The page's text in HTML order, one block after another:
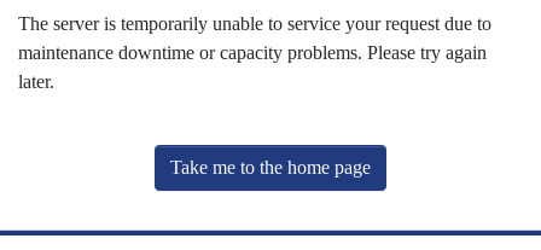
The server is temporarily unable to service your request due to
maintenance downtime or capacity problems. Please try again
later.
Take me to the home page